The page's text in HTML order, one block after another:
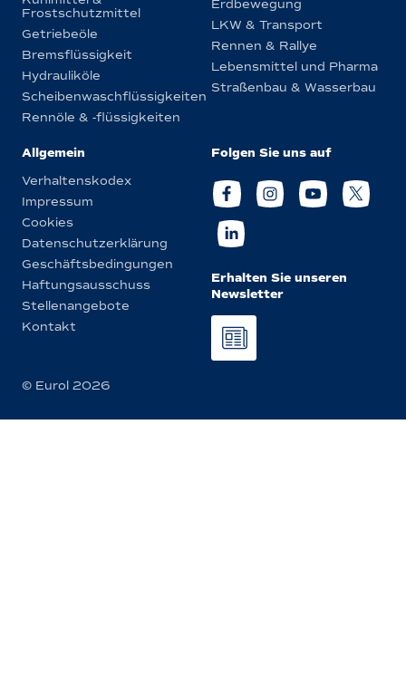
Frostschutzmittel
Getriebeöle
Bremsflüssigkeit
Hydrauliköle
Scheibenwaschflüssigkeiten
Rennöle & -flüssigkeiten
Erdbewegung
LKW & Transport
Rennen & Rallye
Lebensmittel und Pharma
Straßenbau & Wasserbau
Allgemein
Verhaltenskodex
Impressum
Cookies
Datenschutzerklärung
Geschäftsbedingungen
Haftungsausschuss
Stellenangebote
Kontakt
Folgen Sie uns auf
Erhalten Sie unseren
Newsletter
© Eurol 2026